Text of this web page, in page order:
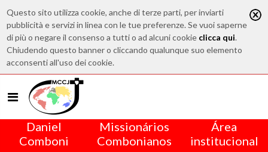
Questo sito utilizza cookie, anche di terze parti, per inviarti
pubblicità e servizi in linea con le tue preferenze. Se vuoi saperne
di più o negare il consenso a tutti o ad alcuni cookie clicca qui.
Chiudendo questo banner o cliccando qualunque suo elemento
acconsenti all'uso dei cookie.
Daniel
Comboni
Missionários
Combonianos
Área
institucional